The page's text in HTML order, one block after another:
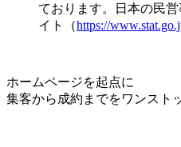
ております。日本の民
イト（https://
ホームページを起点に
集客から成約までをワンスト